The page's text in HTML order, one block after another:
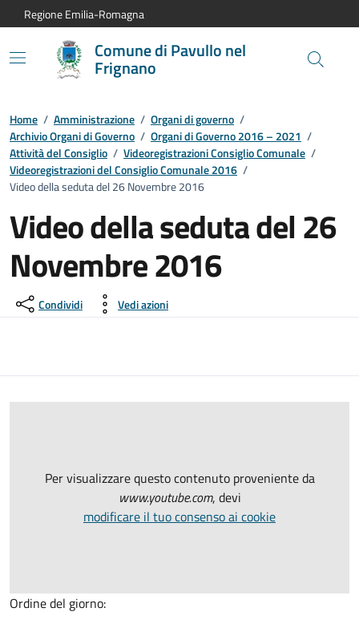
Vai al contenuto principale
Vai alla navigazione del sito
Vai al piede di pagina
Regione Emilia-Romagna
Comune di Pavullo nel
Frignano
Home / Amministrazione / Organi di governo /
Archivio Organi di Governo / Organi di Governo 2016 – 2021 /
Attività del Consiglio / Videoregistrazioni Consiglio Comunale /
Videoregistrazioni del Consiglio Comunale 2016 /
Video della seduta del 26 Novembre 2016
Video della seduta del 26
Novembre 2016
Condividi Vedi azioni
Per visualizzare questo contenuto proveniente da
www.youtube.com, devi
modificare il tuo consenso ai cookie
Ordine del giorno: